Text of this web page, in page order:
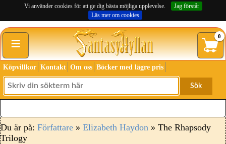
Vi använder cookies för att ge dig bästa möjliga upplevelse.
Jag förstår
Läs mer om cookies
≡ 0
Köpvillkor Kontakt Om oss Böcker med lägre pris
Sök
Du är på: Författare » Elizabeth Haydon » The Rhapsody
Trilogy